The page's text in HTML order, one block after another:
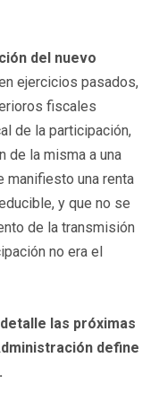
del nuevo
ejercicios pasados,
fiscales
de la participación,
de la misma a una
manifiesto una renta
y que no se
de la transmisión
no era el
las próximas
define